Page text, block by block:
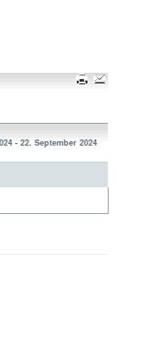
- 22. September 2024